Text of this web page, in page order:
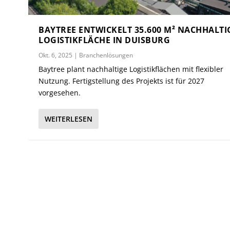
BAYTREE ENTWICKELT 35.600 M²
LOGISTIKFLÄCHE IN DUISBURG
Okt. 6, 2025 | Branchenlösungen
Baytree plant nachhaltige Logistikflächen mit flexibler
Nutzung. Fertigstellung des Projekts ist für 2027
vorgesehen.
WEITERLESEN